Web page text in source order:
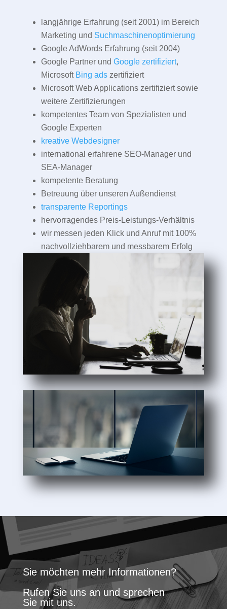
langjährige Erfahrung (seit 2001) im Bereich
Marketing und Suchmaschinenoptimierung
Google AdWords Erfahrung (seit 2004)
Google Partner und Google zertifiziert,
Microsoft Bing adszertifiziert
Microsoft Web Applications zertifiziert sowie
weitere Zertifizierungen
kompetentes Team von Spezialisten und
Google Experten
kreative Webdesigner
international erfahrene SEO-Manager und
SEA-Manager
kompetente Beratung
Betreuung über unseren Außendienst
transparente Reportings
hervorragendes Preis-Leistungs-Verhältnis
wir messen jeden Klick und Anruf mit 100%
nachvollziehbarem und messbarem Erfolg
Sie möchten mehr Informationen?
Rufen Sie uns an und sprechen
Sie mit uns.